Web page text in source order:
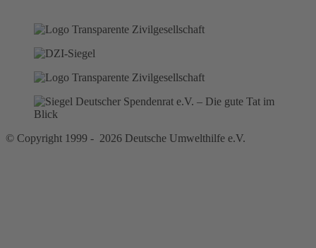
© Copyright 1999 - 2026 Deutsche Umwelthilfe e.V.